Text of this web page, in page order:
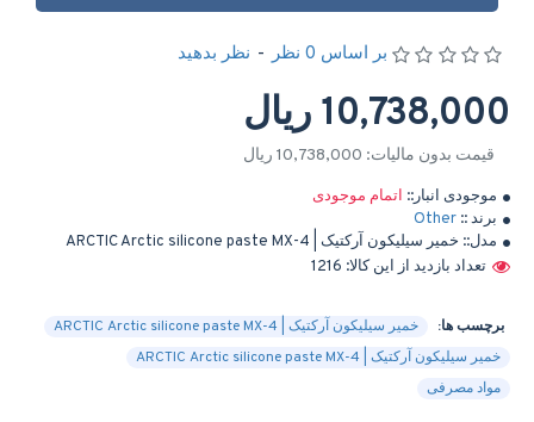
موجودی انبار:: اتمام موجودی
برند :: Other
مدل:: خمیر سیلیکون آرکتیک | ARCTIC Arctic silicone paste MX-4
تعداد بازدید از این کالا: 1216
بر اساس 0 نظر - نظر بدهید
10,738,000 ریال
قیمت بدون مالیات: 10,738,000 ریال
برچسب ها:
خمیر سیلیکون آرکتیک | ARCTIC Arctic silicone paste MX-4
خمیر سیلیکون آرکتیک | ARCTIC Arctic silicone paste MX-4
مواد مصرفی